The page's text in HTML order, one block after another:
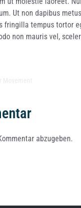
Ut non dapibus
fringilla tempus tortor
non mauris vel,
abzugeben.